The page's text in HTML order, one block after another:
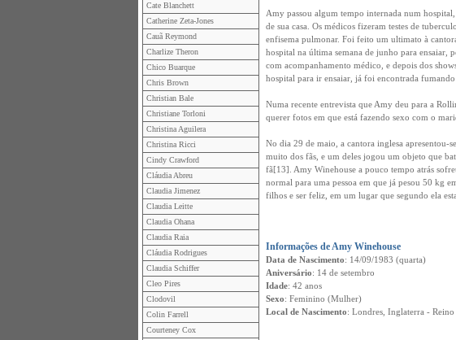
Cate Blanchett
Catherine Zeta-Jones
Cauã Reymond
Charlize Theron
Chico Buarque
Chris Brown
Christian Bale
Christiane Torloni
Christina Aguilera
Christina Ricci
Cindy Crawford
Cláudia Abreu
Claudia Jimenez
Claudia Leitte
Claudia Ohana
Claudia Raia
Cláudia Rodrigues
Claudia Schiffer
Cleo Pires
Clodovil
Colin Farrell
Courteney Cox
Amy passou algum tempo internada num
de sua casa. Os médicos fizeram testes de
enfisema pulmonar. Foi feito um ultimato à
hospital na última semana de junho para ensaiar,
com acompanhamento médico, e depois dos
hospital para ir ensaiar, já foi encontrada
Numa recente entrevista que Amy deu para a
querer fotos em que está fazendo sexo com o
No dia 29 de maio, a cantora inglesa apresentou-
muito dos fãs, e um deles jogou um objeto que
fã[13]. Amy Winehouse a pouco tempo atrás
normal para uma pessoa em que já pesou 50 kg
filhos e ser feliz, em um lugar que segundo ela
Informações de Amy Winehouse
Data de Nascimento: 14/09/1983 (quarta)
Aniversário: 14 de setembro
Idade: 42 anos
Sexo: Feminino (Mulher)
Local de Nascimento: Londres, Inglaterra -